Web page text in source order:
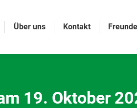
Über uns Kontakt
19. Oktober